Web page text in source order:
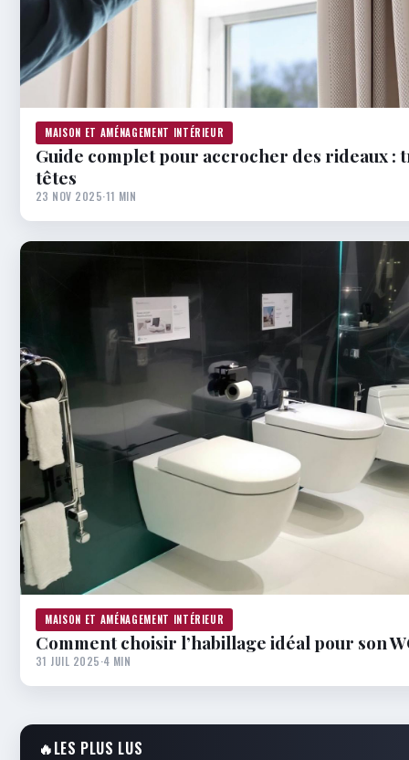
MAISON ET AMÉNAGEMENT INTÉRIEUR
Guide complet pour accrocher des rideaux :
têtes
23 NOV 2025·11 MIN
MAISON ET AMÉNAGEMENT INTÉRIEUR
Comment choisir l’habillage idéal pour son
31 JUIL 2025·4 MIN
🔥LES PLUS LUS